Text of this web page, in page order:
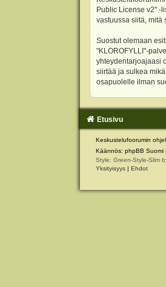
Public License v2" -
vastuussa siitä, mitä
Suostut olemaan
"KLOROFYLLI"-
yhteydentarjoajaasi
siirtää ja sulkea
osapuolelle ilman
Etusivu
Keskustelufoorumin
Käännös: phpBB Suomi
Style: Green-Style-Slim
Yksityisyys | Ehdot